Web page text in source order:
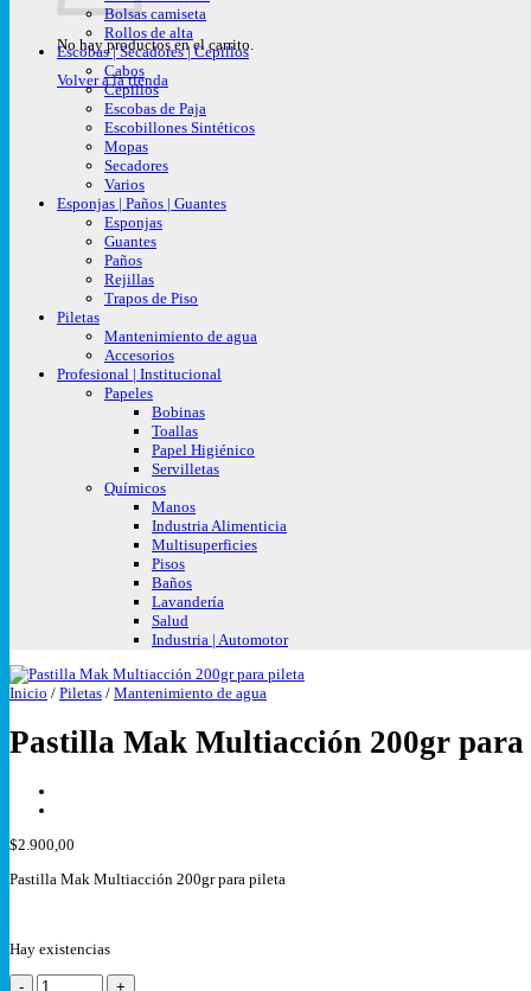
No hay productos en el carrito.
Volver a la tienda
Bolsas camiseta
Rollos de alta
Escobas | Secadores | Cepillos
Cabos
Cepillos
Escobas de Paja
Escobillones Sintéticos
Mopas
Secadores
Varios
Esponjas | Paños | Guantes
Esponjas
Guantes
Paños
Rejillas
Trapos de Piso
Piletas
Mantenimiento de agua
Accesorios
Profesional | Institucional
Papeles
Bobinas
Toallas
Papel Higiénico
Servilletas
Químicos
Manos
Industria Alimenticia
Multisuperficies
Pisos
Baños
Lavandería
Salud
Industria | Automotor
Inicio / Piletas / Mantenimiento de agua
Pastilla Mak Multiacción 200gr para
$2.900,00
Pastilla Mak Multiacción 200gr para pileta
Hay existencias
Pastilla